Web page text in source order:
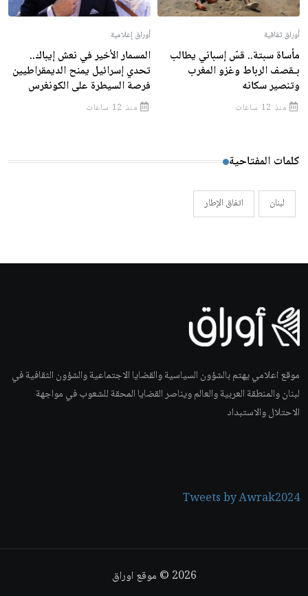
أوراق ثقافية
مأساة سبتة.. قسّ إسباني يطالب
بـقصف الرباط وغزو المغرب
وتنصير سكانه
منذ 12 ساعات
أوراق إعلامية
المسمار الأخير في نعش إيباك..
تحدي إسرائيل يمنح الديمقراطيين
فرصة السيطرة على الكونغرس
منذ 12 ساعات
كلمات المفتاحية
لبنان اتفاق الإطار
موقع اعلامي يهتم بالشؤون السياسية والقضايا الاجتماعية والشؤون الثقافية في
لبنان والمنطقة العربية والعالم ويناصر القضايا المحقة للشعوب في مواجهة
الاحتلال والاستبداد
Tweets by Awrak2024
2026 © موقع اوراق